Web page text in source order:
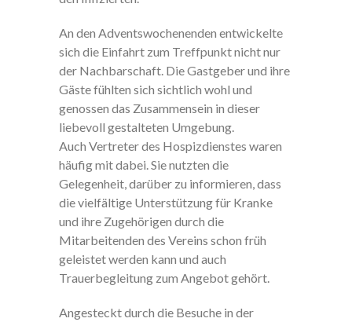
An den Adventswochenenden entwickelte
sich die Einfahrt zum Treffpunkt nicht nur
der Nachbarschaft. Die Gastgeber und ihre
Gäste fühlten sich sichtlich wohl und
genossen das Zusammensein in dieser
liebevoll gestalteten Umgebung.
Auch Vertreter des Hospizdienstes waren
häufig mit dabei. Sie nutzten die
Gelegenheit, darüber zu informieren, dass
die vielfältige Unterstützung für Kranke
und ihre Zugehörigen durch die
Mitarbeitenden des Vereins schon früh
geleistet werden kann und auch
Trauerbegleitung zum Angebot gehört.
Angesteckt durch die Besuche in der